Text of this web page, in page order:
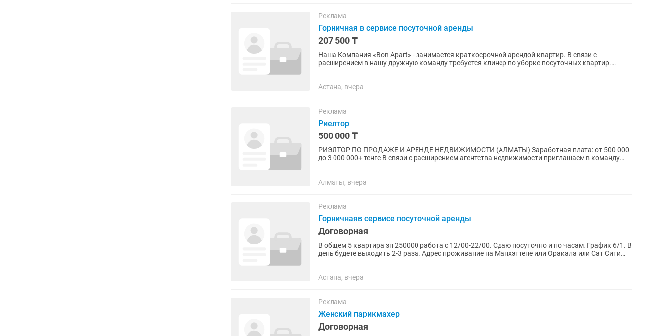
Реклама
Горничная в сервисе посуточной аренды
207 500 ₸
Наша Компания «Bon Apart» - занимается краткосрочной арендой квартир. В связи с
расширением в нашу дружную команду требуется клинер по уборке посуточных квартир.
Астана, вчера
Реклама
Риелтор
500 000 ₸
РИЭЛТОР ПО ПРОДАЖЕ И АРЕНДЕ НЕДВИЖИМОСТИ (АЛМАТЫ) Заработная плата: от 500 000
до 3 000 000+ тенге В связи с расширением агентства недвижимости приглашаем в команду
Алматы, вчера
Реклама
Горничнаяв сервисе посуточной аренды
Договорная
В общем 5 квартира зп 250000 работа с 12/00-22/00. Сдаю посуточно и по часам. График 6/1. В
день будете выходить 2-3 раза. Адрес проживание на Манхэттене или Оракала или Сат Сити
Астана, вчера
Реклама
Женский парикмахер
Договорная